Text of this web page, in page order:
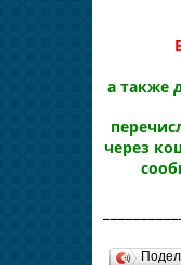
а также
через